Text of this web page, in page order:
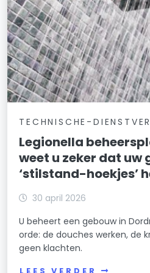
TECHNISCHE-
Legionella
weet u zeker dat uw
‘stilstand-hoekjes’
30 april 2026
U beheert een gebouw in
orde: de douches werken, de
geen klachten.